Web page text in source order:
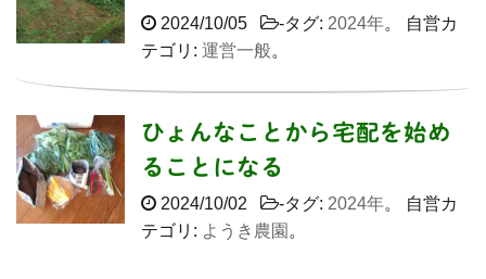
2024/10/05 -タグ: 2024年。 自営カ
テゴリ: 運営一般。
ひょんなことから宅配を始め
ることになる
2024/10/02 -タグ: 2024年。 自営カ
テゴリ: ようき農園。